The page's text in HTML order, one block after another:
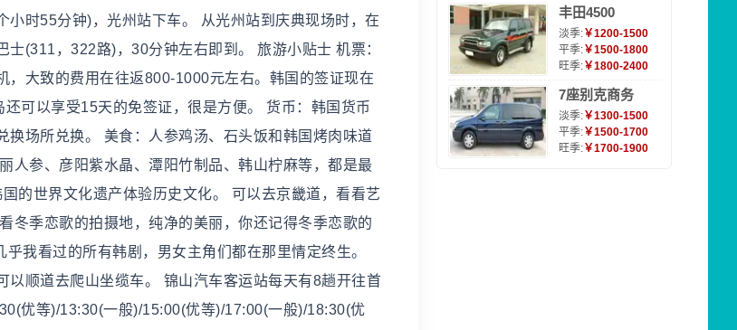
时55分钟)，光州站下车。 从光州站到庆典现场时，在
(311，322路)，30分钟左右即到。 旅游小贴士 机票：
大致的费用在往返800-1000元左右。韩国的签证现在
可以享受15天的免签证，很是方便。 货币：韩国货币
场所兑换。 美食：人参鸡汤、石头饭和韩国烤肉味道
人参、彦阳紫水晶、潭阳竹制品、韩山柠麻等，都是最
的世界文化遗产体验历史文化。 可以去京畿道，看看艺
冬季恋歌的拍摄地，纯净的美丽，你还记得冬季恋歌的
我看过的所有韩剧，男女主角们都在那里情定终生。
顺道去爬山坐缆车。 锦山汽车客运站每天有8趟开往首
优等)/13:30(一般)/15:00(优等)/17:00(一般)/18:30(优
丰田4500
淡季:￥1200-1500
平季:￥1500-1800
旺季:￥1800-2400
7座别克商务
淡季:￥1300-1500
平季:￥1500-1700
旺季:￥1700-1900